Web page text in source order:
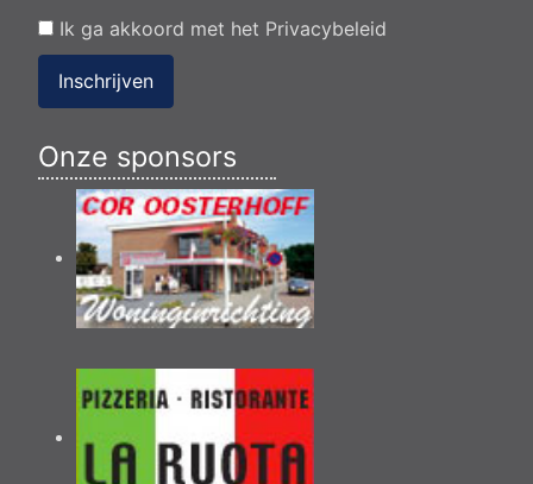
Ik ga akkoord met het Privacybeleid
Inschrijven
Onze sponsors